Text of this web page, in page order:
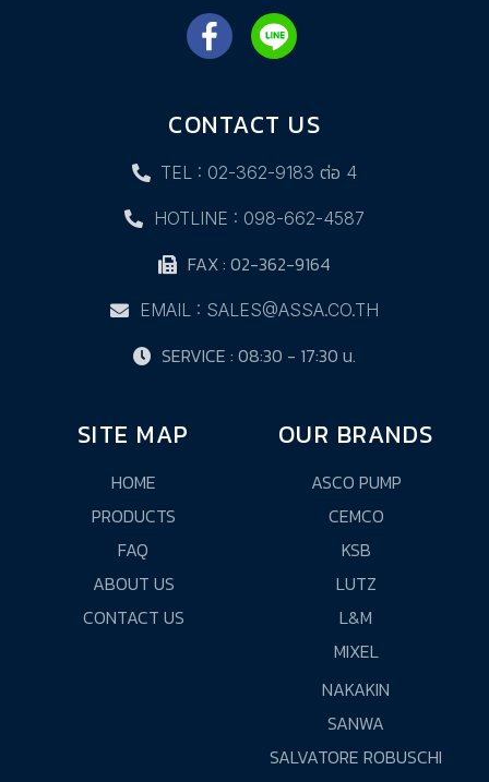
CONTACT US
TEL : 02-362-9183 ต่อ 4
HOTLINE : 098-662-4587
FAX : 02-362-9164
EMAIL : SALES@ASSA.CO.TH
SERVICE : 08:30 - 17:30 น.
SITE MAP
HOME
PRODUCTS
FAQ
ABOUT US
CONTACT US
OUR BRANDS
ASCO PUMP
CEMCO
KSB
LUTZ
L&M
MIXEL
NAKAKIN
SANWA
SALVATORE ROBUSCHI